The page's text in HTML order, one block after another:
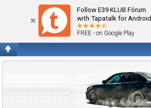
Follow E39 KLUB Fórum
with Tapatalk for Android
FREE - on Google Play
Alkatrész